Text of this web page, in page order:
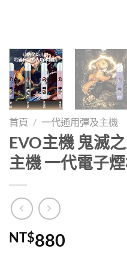
首頁 / 一代通用彈及主機
EVO主機 鬼滅
主機 一代電子
NT$880